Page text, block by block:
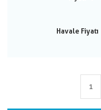
Havale Fiyatı